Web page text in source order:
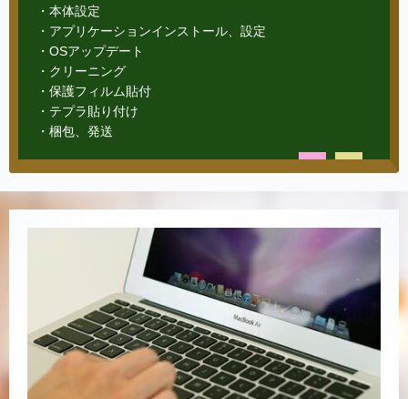
・本体設定
・アプリケーションインストール、設定
・OSアップデート
・クリーニング
・保護フィルム貼付
・テプラ貼り付け
・梱包、発送